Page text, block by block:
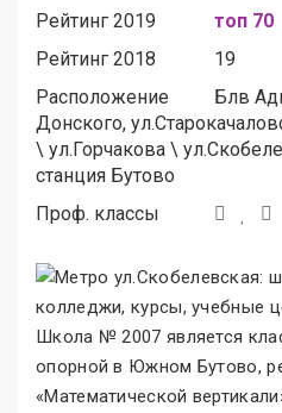
Рейтинг 2019
топ 70
Рейтинг 2018
19
Расположение
Блв
Донского,
\ ул.Горчакова \
станция Бутово
Проф. классы
Школа № 2007 является
опорной в Южном Бутово,
«Математической вертикали